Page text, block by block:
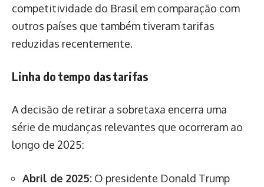
competitividade do Brasil em comparação com
outros países que também tiveram tarifas
reduzidas recentemente.
Linha do tempo das tarifas
A decisão de retirar a sobretaxa encerra uma
série de mudanças relevantes que ocorreram ao
longo de 2025:
Abril de 2025: O presidente Donald Trump